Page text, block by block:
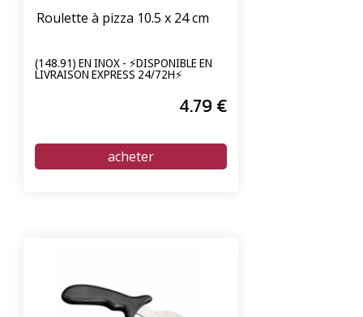
Roulette à pizza 10.5 x 24 cm
(148.91) EN INOX - ⚡DISPONIBLE EN
LIVRAISON EXPRESS 24/72H⚡
4.79 €